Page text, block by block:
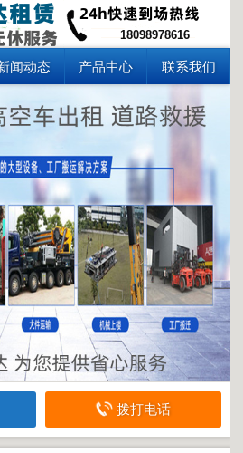
18098978616
闻动态 产品中心 联系我们
拨打电话